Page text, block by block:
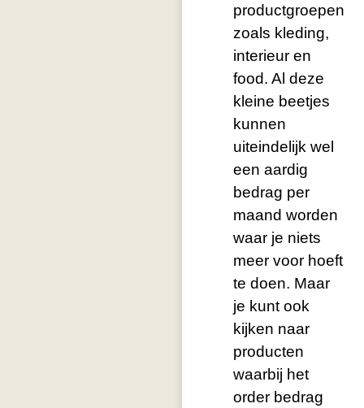
productgroepen
zoals kleding,
interieur en
food. Al deze
kleine beetjes
kunnen
uiteindelijk wel
een aardig
bedrag per
maand worden
waar je niets
meer voor hoeft
te doen. Maar
je kunt ook
kijken naar
producten
waarbij het
order bedrag